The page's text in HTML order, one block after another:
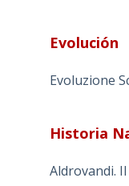
Evolución
Evoluzione
Historia
Aldrovandi.